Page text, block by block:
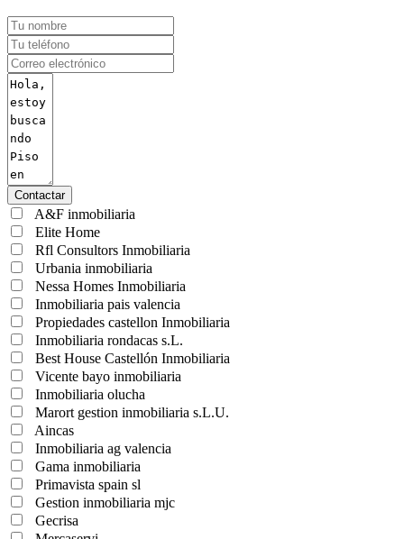
Contactar
A&F inmobiliaria
Elite Home
Rfl Consultors Inmobiliaria
Urbania inmobiliaria
Nessa Homes Inmobiliaria
Inmobiliaria pais valencia
Propiedades castellon Inmobiliaria
Inmobiliaria rondacas s.L.
Best House Castellón Inmobiliaria
Vicente bayo inmobiliaria
Inmobiliaria olucha
Marort gestion inmobiliaria s.L.U.
Aincas
Inmobiliaria ag valencia
Gama inmobiliaria
Primavista spain sl
Gestion inmobiliaria mjc
Gecrisa